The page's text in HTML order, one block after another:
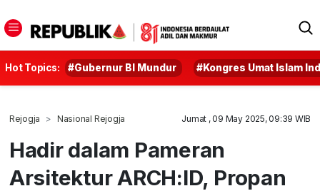
Hot Topics: #Gubernur BI Mundur #Kongres Umat Islam
Rejogja Nasional Rejogja Jumat , 09 May 2025, 09:39 WIB
Hadir dalam Pameran
Arsitektur ARCH:ID, Propan